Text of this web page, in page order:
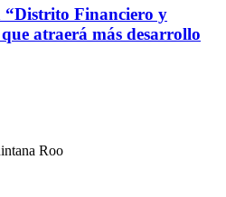
Financiero y
atraerá más desarrollo
Roo